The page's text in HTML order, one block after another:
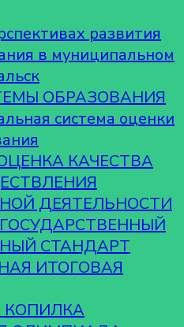
развития
в муниципальном
ОБРАЗОВАНИЯ
система оценки
КАЧЕСТВА
ДЕЯТЕЛЬНОСТИ
СТАНДАРТ
ИТОГОВАЯ
КОПИЛКА